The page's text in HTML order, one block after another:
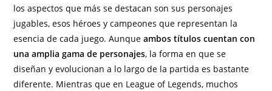
los aspectos que más se destacan son sus personajes
jugables, esos héroes y campeones que representan la
esencia de cada juego. Aunqueambos títulos cuentan con
una amplia gama de personajes, la forma en que se
diseñan y evolucionan a lo largo de la partida es bastante
diferente. Mientras que en League of Legends, muchos